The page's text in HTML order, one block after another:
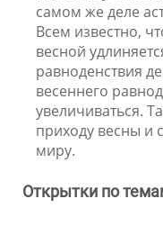
самом же деле
Всем известно,
весной
равноденствия
весеннего
увеличиваться.
приходу весны и
миру.
Открытки по